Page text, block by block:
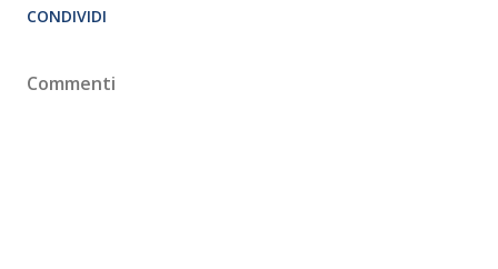
CONDIVIDI
Commenti